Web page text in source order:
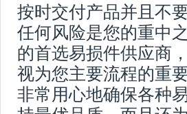
轮胎成型
轮胎胶料测试
按时交付产品并且不
任何风险是您的重中
的首选易损件供应商
视为您主要流程的重
非常用心地确保各种